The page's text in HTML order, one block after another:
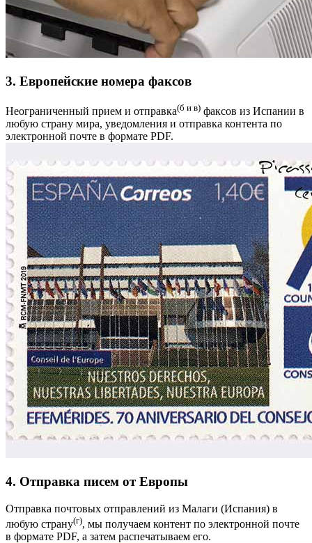
3. Европейские номера факсов
Неограниченный прием и отправка(б и в) факсов из Испании в
любую страну мира, уведомления и отправка контента по
электронной почте в формате PDF.
4. Отправка писем от Европы
Отправка почтовых отправлений из Малаги (Испания) в
любую страну(г), мы получаем контент по электронной почте
в формате PDF, а затем распечатываем его.